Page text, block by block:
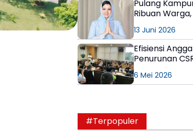
Pulang
Ribuan
Terjal
13 Juni 2026
Efisiensi
Penurunan
6 Mei 2026
#Terpopuler